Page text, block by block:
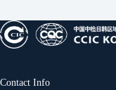
Contact Info